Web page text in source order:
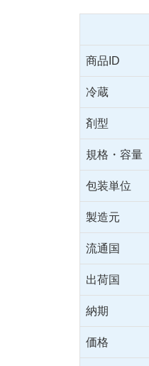
商品ID
冷蔵
剤型
規格・容量
包装単位
製造元
流通国
出荷国
納期
価格